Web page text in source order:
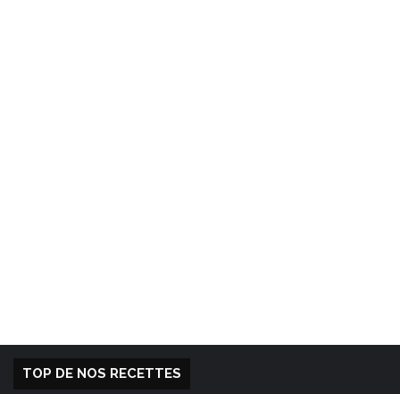
TOP DE NOS RECETTES